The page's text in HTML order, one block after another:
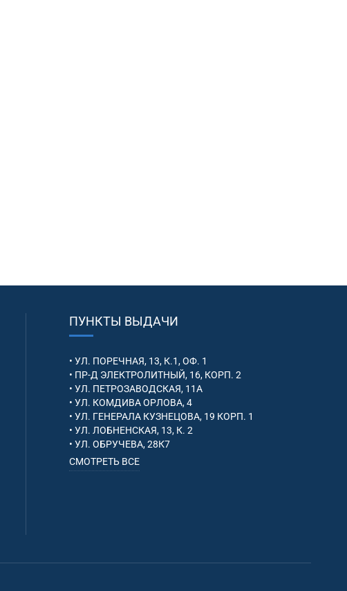
ПУНКТЫ ВЫДАЧИ
• УЛ. ПОРЕЧНАЯ, 13, К.1, ОФ. 1
• ПР-Д ЭЛЕКТРОЛИТНЫЙ, 16, КОРП. 2
• УЛ. ПЕТРОЗАВОДСКАЯ, 11А
• УЛ. КОМДИВА ОРЛОВА, 4
• УЛ. ГЕНЕРАЛА КУЗНЕЦОВА, 19 КОРП. 1
• УЛ. ЛОБНЕНСКАЯ, 13, К. 2
• УЛ. ОБРУЧЕВА, 28К7
СМОТРЕТЬ ВСЕ